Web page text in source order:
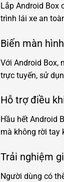
Lắp Android Box
trình lái xe an
Biến màn
Với Android Box,
trực tuyến, sử
Hỗ trợ điều
Hầu hết Android
mà không rời tay
Trải nghiệm
Người dùng có